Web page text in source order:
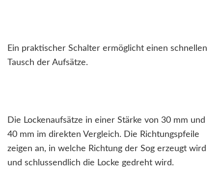
Ein praktischer Schalter ermöglicht einen schnellen
Tausch der Aufsätze.
Die Lockenaufsätze in einer Stärke von 30 mm und
40 mm im direkten Vergleich. Die Richtungspfeile
zeigen an, in welche Richtung der Sog erzeugt wird
und schlussendlich die Locke gedreht wird.